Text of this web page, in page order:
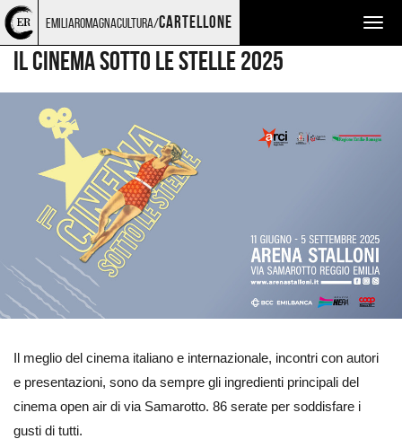
Torna
alla
home
page
Cerca
nel
sito
Salta
ai
contenuti
Salta
al
menu
principale
emiliaromagnacultura/cartellone
CINEMA
IL CINEMA SOTTO LE STELLE 2025
Il meglio del cinema italiano e internazionale, incontri con autori
e presentazioni, sono da sempre gli ingredienti principali del
cinema open air di via Samarotto. 86 serate per soddisfare i
gusti di tutti.